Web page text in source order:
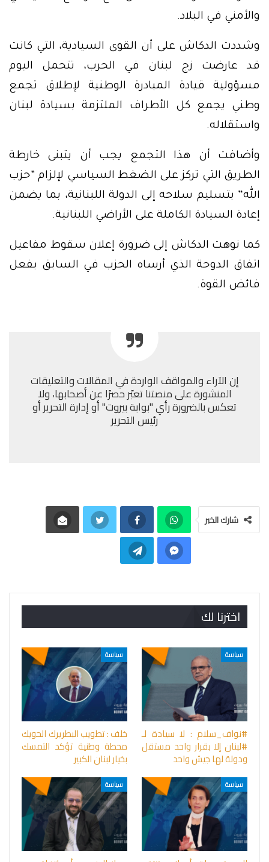
والأمني في البلاد.
وشددت الدكاش على أن القوى السيادية، التي كانت
قد عارضت زج لبنان في الحرب، تتحمل اليوم
مسؤولية قيادة المبادرة الوطنية لإطلاق تجمع
وطني يجمع كل الأطراف الملتزمة بسيادة لبنان
واستقلاله.
وأضافت أن هذا التجمع يجب أن يتبنى خارطة
الطريق التي تركز على الضغط السياسي لإلزام “حزب
الله” بتسليم سلاحه إلى الدولة اللبنانية، بما يضمن
إعادة السيادة الكاملة على الأراضي اللبنانية.
كما نوهت الدكاش إلى ضرورة إعلان سقوط مفاعيل
اتفاق الدوحة الذي أرساه الحزب في السابق بفعل
فائض القوة.
إن الآراء والمواقف الواردة في المقالات والتعليقات
المنشورة على منصتنا تعبّر حصرًا عن أصحابها، ولا
تعكس بالضرورة رأي "بوابة بيروت" أو إدارة التحرير أو
رئيس التحرير
شارك الخبر
اخترنا لك
سياسة
#نواف_سلام : لا سيادة لـ
#لبنان إلا بقرار واحد مستقل
ودولة لها جيش واحد
سياسة
خلف : تطويب البطريرك الحويك
محطة وطنية تؤكد التمسك
بخيار لبنان الكبير
سياسة سياسة